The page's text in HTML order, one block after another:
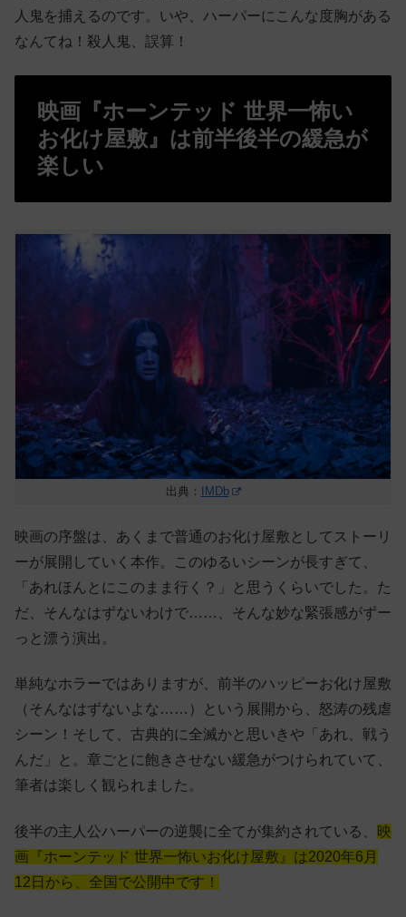
人鬼を捕えるのです。いや、ハーパーにこんな度胸がある
なんてね！殺人鬼、誤算！
映画『ホーンテッド 世界一怖い
お化け屋敷』は前半後半の緩急が
楽しい
出典： IMDb
映画の序盤は、あくまで普通のお化け屋敷としてストーリ
ーが展開していく本作。このゆるいシーンが長すぎて、
「あれほんとにこのまま行く？」と思うくらいでした。た
だ、そんなはずないわけで……、そんな妙な緊張感がずー
っと漂う演出。
単純なホラーではありますが、前半のハッピーお化け屋敷
（そんなはずないよな……）という展開から、怒涛の残虐
シーン！そして、古典的に全滅かと思いきや「あれ、戦う
んだ」と。章ごとに飽きさせない緩急がつけられていて、
筆者は楽しく観られました。
後半の主人公ハーパーの逆襲に全てが集約されている、
映
画『ホーンテッド 世界一怖いお化け屋敷』は2020年6月
12日から、全国で公開中です！